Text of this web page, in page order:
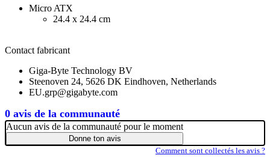
0 avis de la communauté
Micro ATX
24.4 x 24.4 cm
Contact fabricant
Giga-Byte Technology BV
Steenoven 24, 5626 DK Eindhoven, Netherlands
EU.grp@gigabyte.com
Aucun avis de la communauté pour le moment
Donne ton avis
Comment sont collectés les avis ?